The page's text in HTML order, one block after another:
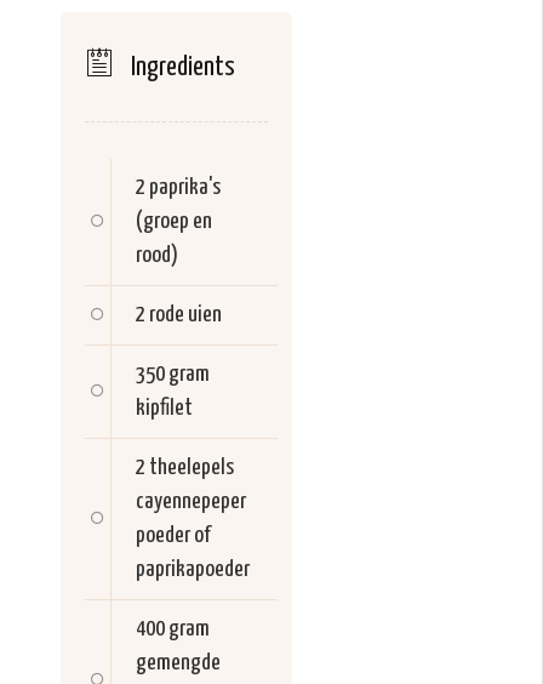
Ingredients
2 paprika's
(groep en
rood)
2 rode uien
350 gram
kipfilet
2 theelepels
cayennepeper
poeder of
paprikapoeder
400 gram
gemengde